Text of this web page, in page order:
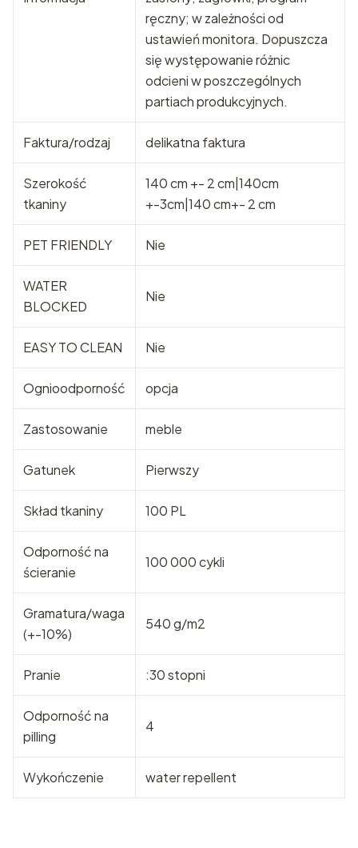
ręczny; w zależności od
ustawień monitora. Dopuszcza
się występowanie różnic
odcieni w poszczególnych
partiach produkcyjnych.
Faktura/rodzaj delikatna faktura
Szerokość
tkaniny
140 cm +- 2 cm|140cm
+-3cm|140 cm+- 2 cm
PET FRIENDLY Nie
WATER
BLOCKED
Nie
EASY TO CLEAN Nie
Ognioodporność opcja
Zastosowanie meble
Gatunek Pierwszy
Skład tkaniny 100 PL
Odporność na
ścieranie
100 000 cykli
Gramatura/waga
(+-10%)
540 g/m2
Pranie :30 stopni
Odporność na
pilling
4
Wykończenie water repellent